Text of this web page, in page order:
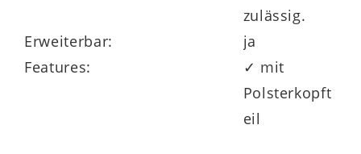
zulässig.
Erweiterbar:
ja
Features:
✓ mit
Polsterkopft
eil